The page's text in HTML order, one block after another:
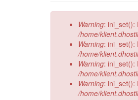
Komunikat
błędzie
Warning: ini_set():
/home/
Warning: ini_set():
/home/
Warning: ini_set():
/home/
Warning: ini_set():
/home/